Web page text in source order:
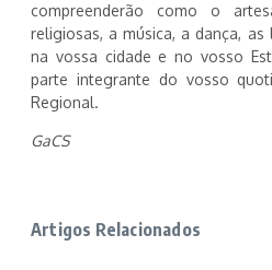
compreenderão como o
religiosas, a música, a dança,
na vossa cidade e no vosso
parte integrante do vosso
Regional.
GaCS
Artigos Relacionados